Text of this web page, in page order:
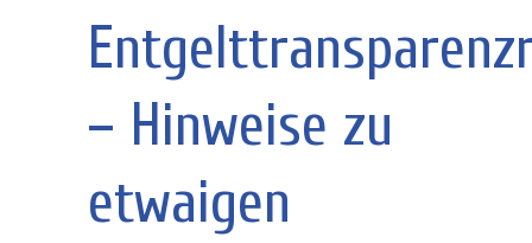
– Hinweise zu
etwaigen